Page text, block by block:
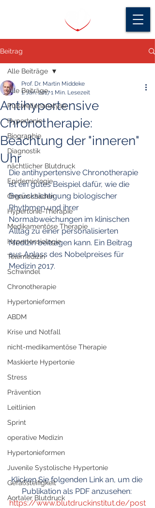
Beitrag
Alle Beiträge
Pulswellenanalyse
Hypertonie
Biographie
Diagnostik
nächtlicher Blutdruck
Epidemiologie
Organschäden
Hypertonie-Therapie
Medikamentöse Therapie
Hypertensiologie
Telemedizin
Schwindel
Chronotherapie
Hypertonieformen
ABDM
Krise und Notfall
nicht-medikamentöse Therapie
Maskierte Hypertonie
Stress
Prävention
Leitlinien
Sprint
operative Medizin
Hypertonieformen
Juvenile Systolische Hypertonie
Gefäßsteifigkeit
Aortaler Blutdruck
Alle Beiträge
Antihypertensive
Chronotherapie:
Beachtung der "inneren"
Uhr
Prof. Dr. Martin Middeke
1. Jan. 20171 Min. Lesezeit
Die antihypertensive Chronotherapie
ist ein gutes Beispiel dafür, wie die
Berücksichtigung biologischer
Rhythmen und ihrer
Normabweichungen im klinischen
Alltag zu einer personalisierten
Medizin beitragen kann. Ein Beitrag
aus Anlass des Nobelpreises für
Medizin 2017.
Klicken Sie folgenden Link an, um die
Publikation als PDF anzusehen:
https://www.blutdruckinstitut.de/post